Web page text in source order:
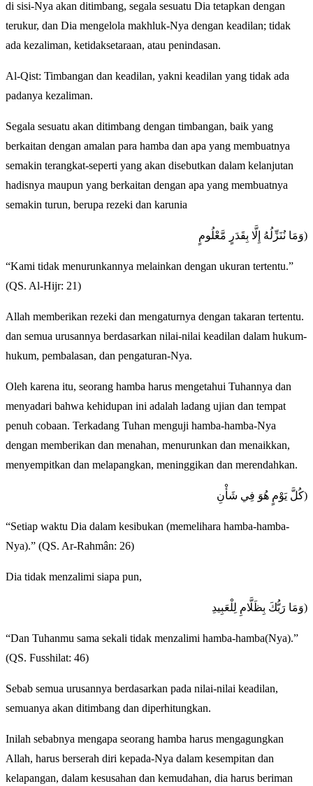
di sisi-Nya akan ditimbang, segala sesuatu Dia tetapkan dengan
terukur, dan Dia mengelola makhluk-Nya dengan keadilan; tidak
ada kezaliman, ketidaksetaraan, atau penindasan.
Al-Qist: Timbangan dan keadilan, yakni keadilan yang tidak ada
padanya kezaliman.
Segala sesuatu akan ditimbang dengan timbangan, baik yang
berkaitan dengan amalan para hamba dan apa yang membuatnya
semakin terangkat-seperti yang akan disebutkan dalam kelanjutan
hadisnya maupun yang berkaitan dengan apa yang membuatnya
semakin turun, berupa rezeki dan karunia
وَمَا نُنَزِّلُهُ إِلَّا بِقَدَرٍ مَّعْلُومٍ)
“Kami tidak menurunkannya melainkan dengan ukuran tertentu.”
(QS. Al-Hijr: 21)
Allah memberikan rezeki dan mengaturnya dengan takaran tertentu.
dan semua urusannya berdasarkan nilai-nilai keadilan dalam hukum-
hukum, pembalasan, dan pengaturan-Nya.
Oleh karena itu, seorang hamba harus mengetahui Tuhannya dan
menyadari bahwa kehidupan ini adalah ladang ujian dan tempat
penuh cobaan. Terkadang Tuhan menguji hamba-hamba-Nya
dengan memberikan dan menahan, menurunkan dan menaikkan,
menyempitkan dan melapangkan, meninggikan dan merendahkan.
كُلَّ يَوْمٍ هُوَ فِي شَأْنِ)
“Setiap waktu Dia dalam kesibukan (memelihara hamba-hamba-
Nya).” (QS. Ar-Rahmân: 26)
Dia tidak menzalimi siapa pun,
وَمَا رَبُّكَ بِظَلَّامِ لِلْعَبِيدِ)
“Dan Tuhanmu sama sekali tidak menzalimi hamba-hamba(Nya).”
(QS. Fusshilat: 46)
Sebab semua urusannya berdasarkan pada nilai-nilai keadilan,
semuanya akan ditimbang dan diperhitungkan.
Inilah sebabnya mengapa seorang hamba harus mengagungkan
Allah, harus berserah diri kepada-Nya dalam kesempitan dan
kelapangan, dalam kesusahan dan kemudahan, dia harus beriman